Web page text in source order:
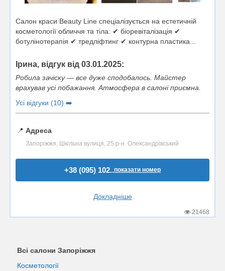
Салон краси Beauty Line спеціалізується на естетичній
косметології обличчя та тіла: ✔ біоревіталізація ✔
ботулінотерапія ✔ тредліфтинг ✔ контурна пластика...
Ірина, відгук від 03.01.2025:
Робила зачіску — все дуже сподобалось. Майстер
врахував усі побажання. Атмосфера в салоні приємна.
Усі відгуки (10) ➡️
📍 Адреса
Запоріжжя, Шкільна вулиця, 25 р-н. Олександрівський
+38 (095) 102..показати номер
Докладніше
21468
Всі салони Запоріжжя
Косметології